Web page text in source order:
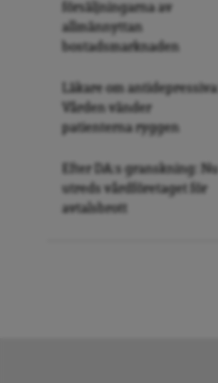
försäljningarna av
allmännyttan
bostadsmarknaden
Läkare om antidepressiva:
Vården vänder
patienterna ryggen
Efter DA:s granskning: Nu
utreds vårdföretaget för
avtalsbrott